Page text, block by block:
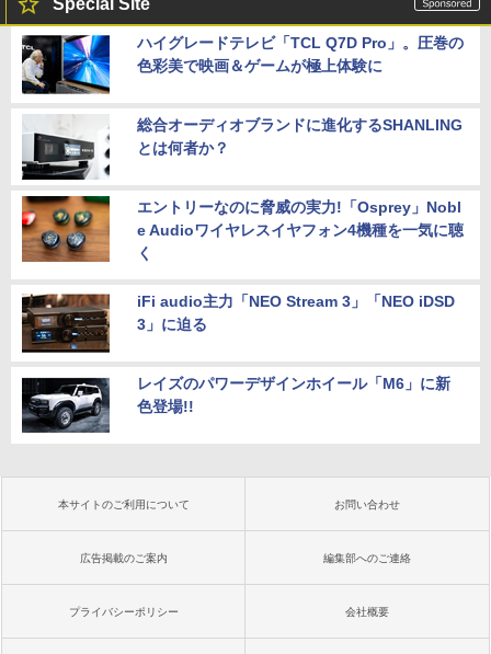
ハイグレードテレビ「TCL Q7D Pro」。圧巻の
色彩美で映画＆ゲームが極上体験に
総合オーディオブランドに進化するSHANLING
とは何者か？
エントリーなのに脅威の実力!「Osprey」Nobl
e Audioワイヤレスイヤフォン4機種を一気に聴
く
iFi audio主力「NEO Stream 3」「NEO iDSD
3」に迫る
レイズのパワーデザインホイール「M6」に新
色登場!!
本サイトのご利用について お問い合わせ
広告掲載のご案内 編集部へのご連絡
プライバシーポリシー 会社概要